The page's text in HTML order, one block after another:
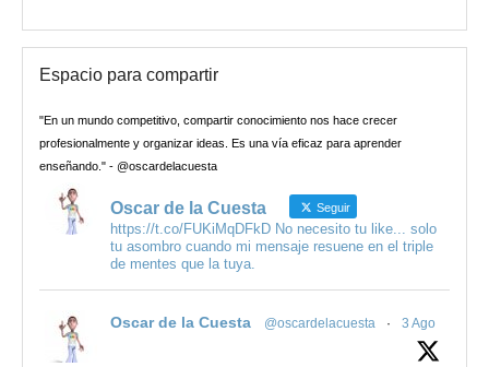
Espacio para compartir
"En un mundo competitivo, compartir conocimiento nos hace crecer
profesionalmente y organizar ideas. Es una vía eficaz para aprender
enseñando." - @oscardelacuesta
Oscar de la Cuesta Seguir
https://t.co/FUKiMqDFkD No necesito tu like... solo
tu asombro cuando mi mensaje resuene en el triple
de mentes que la tuya.
Oscar de la Cuesta @oscardelacuesta · 3 Ago